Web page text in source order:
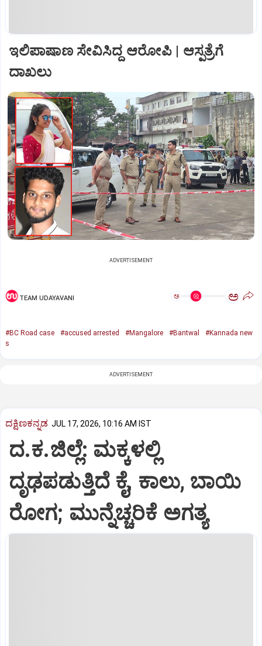
ಇಲಿಪಾಷಾಣ ಸೇವಿಸಿದ್ದ ಆರೋಪಿ | ಆಸ್ಪತ್ರೆಗೆ
ದಾಖಲು
ADVERTISEMENT
TEAM UDAYAVANI ಅ ಅ
#BC Road case #accused arrested #Mangalore #Bantwal
#Kannada new
s
ADVERTISEMENT
ದಕ್ಷಿಣಕನ್ನಡ JUL 17, 2026, 10:16 AM IST
ದ.ಕ.ಜಿಲ್ಲೆ: ಮಕ್ಕಳಲ್ಲಿ
ದೃಢಪಡುತ್ತಿದೆ ಕೈ, ಕಾಲು, ಬಾಯಿ
ರೋಗ; ಮುನ್ನೆಚ್ಚರಿಕೆ ಅಗತ್ಯ